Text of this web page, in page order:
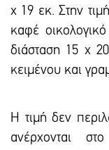
x 19 εκ. Στην
καφέ
διάσταση 15 x
κειμένου και
Η τιμή δεν
ανέρχονται